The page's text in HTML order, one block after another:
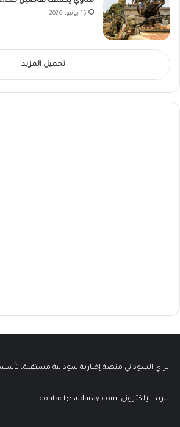
15 يونيو، 2026
تحميل المزيد
الراي السوداني منصة إخبارية سودانية مستقلة، تأسست
البريد الإلكتروني: contact@sudaray.com